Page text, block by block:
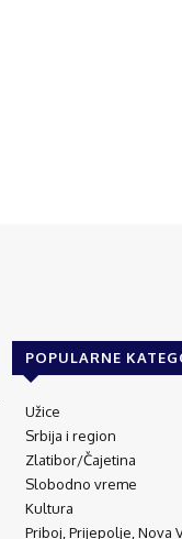
POPULARNE
Užice
Srbija i region
Zlatibor/Čajetina
Slobodno vreme
Kultura
Priboj, Prijepolje, Nova